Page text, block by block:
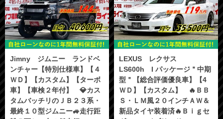
Jimny ジムニー ランドベ
ンチャー【特別仕様車】【４
ＷＤ】【カスタム】【ターボ
車】【車検２年付】 💎カス
タムバッチリのＪＢ２３系・
最終１０型ジムニー🚙走行距
LEXUS レクサス
LS600h I パッケージ＂中期
型＂【総合評価優良車】【4
ＷＤ】【カスタム】 🔥ＢＢ
Ｓ・ＬＭ風２０インチＡＷ＆
新品タイヤ装着済🔥Ｂｉｇセ